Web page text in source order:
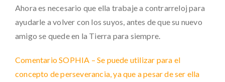
Ahora es necesario que ella trabaje a contrarreloj para
ayudarle a volver con los suyos, antes de que su nuevo
amigo se quede en la Tierra para siempre.
Comentario SOPHIA – Se puede utilizar para el
concepto de perseverancia, ya que a pesar de ser ella